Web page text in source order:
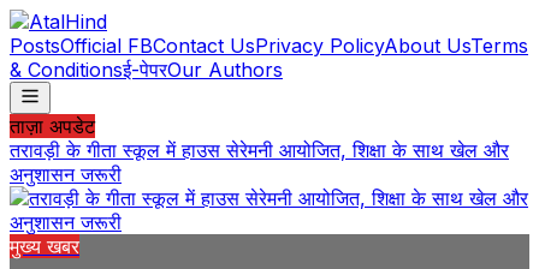
PostsOfficial FBContact UsPrivacy PolicyAbout UsTerms
& Conditionsई-पेपरOur Authors
ताज़ा अपडेट
तरावड़ी के गीता स्कूल में हाउस सेरेमनी आयोजित, शिक्षा के साथ खेल और
अनुशासन जरूरी
मुख्य खबर